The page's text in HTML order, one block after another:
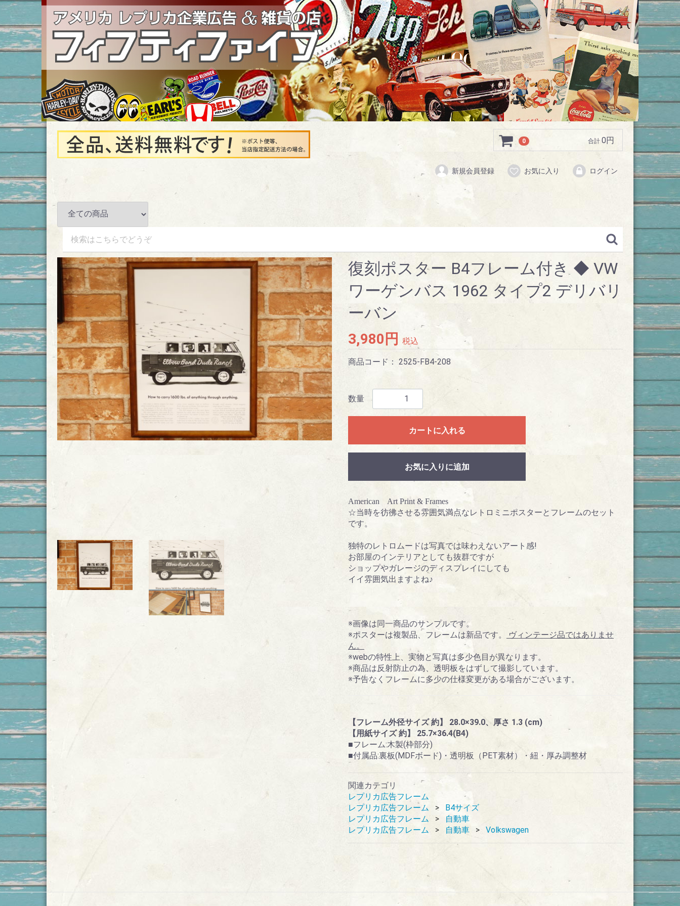
新規会員登録 お気に入り ログイン
0 合計 0円
復刻ポスター B4フレーム付き ◆ VW
ワーゲンバス 1962 タイプ2 デリバリ
ーバン
3,980円 税込
商品コード： 2525-FB4-208
数量
カートに入れる
お気に入りに追加
American Art Print & Frames
☆当時を彷彿させる雰囲気満点なレトロミニポスターとフレームのセット
です。
独特のレトロムードは写真では味わえないアート感!
お部屋のインテリアとしても抜群ですが
ショップやガレージのディスプレイにしても
イイ雰囲気出ますよね♪
※画像は同一商品のサンプルです。
※ポスターは複製品、フレームは新品です。
ヴィンテージ品ではありませ
ん。
※webの特性上、実物と写真は多少色目が異なります。
※商品は反射防止の為、透明板をはずして撮影しています。
※予告なくフレームに多少の仕様変更がある場合がございます。
【フレーム外径サイズ 約】 28.0×39.0、厚さ 1.3 (cm)
【用紙サイズ 約】 25.7×36.4(B4)
■フレーム:木製(枠部分)
■付属品:裏板(MDFボード)・透明板（PET素材）・紐・厚み調整材
関連カテゴリ
レプリカ広告フレーム
レプリカ広告フレーム
B4サイズ
レプリカ広告フレーム
自動車
レプリカ広告フレーム
自動車 Volkswagen